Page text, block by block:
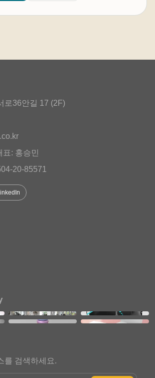
로36안길 17 (2F)
: 홍승민
20-85571
를 검색하세요.